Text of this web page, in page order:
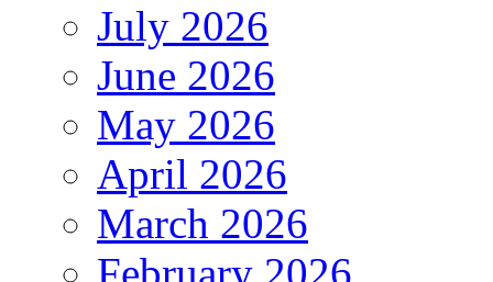
July 2026
June 2026
May 2026
April 2026
March 2026
February 2026